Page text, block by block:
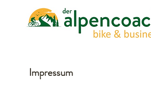
Impressum